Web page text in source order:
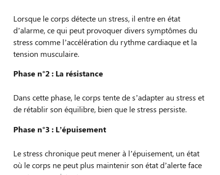
Lorsque le corps détecte un stress, il entre en état
d’alarme, ce qui peut provoquer divers symptômes du
stress comme l’accélération du rythme cardiaque et la
tension musculaire.
Phase n°2 : La résistance
Dans cette phase, le corps tente de s’adapter au stress et
de rétablir son équilibre, bien que le stress persiste.
Phase n°3 : L’épuisement
Le stress chronique peut mener à l’épuisement, un état
où le corps ne peut plus maintenir son état d’alerte face